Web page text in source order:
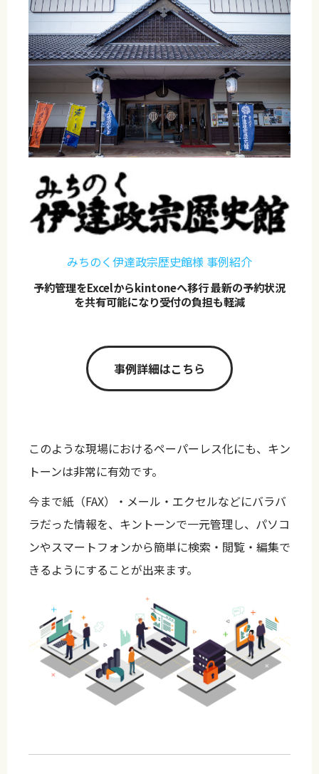
みちのく伊達政宗歴史館様 事例紹介
予約管理をExcelからkintoneへ移行 最新の予約状況
を共有可能になり受付の負担も軽減
事例詳細はこちら
このような現場におけるペーパーレス化にも、キン
トーンは非常に有効です。
今まで紙（FAX）・メール・エクセルなどにバラバ
ラだった情報を、キントーンで一元管理し、パソコ
ンやスマートフォンから簡単に検索・閲覧・編集で
きるようにすることが出来ます。